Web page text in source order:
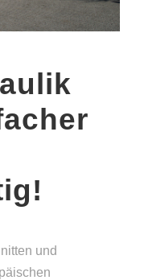
und